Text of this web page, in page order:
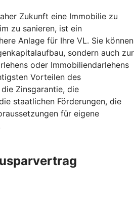
Zukunft eine Immobilie zu
zu sanieren, ist ein
Anlage für Ihre VL. Sie können
sondern auch zur
oder Immobiliendarlehens
Vorteilen des
Zinsgarantie, die
staatlichen Förderungen, die
für eigene